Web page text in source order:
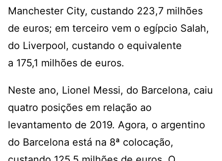
Manchester City, custando 223,7 milhões
de euros; em terceiro vem o egípcio Salah,
do Liverpool, custando o equivalente
a 175,1 milhões de euros.
Neste ano, Lionel Messi, do Barcelona, caiu
quatro posições em relação ao
levantamento de 2019. Agora, o argentino
do Barcelona está na 8ª colocação,